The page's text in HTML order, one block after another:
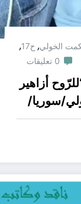
الخولي, ح17 ,
0 تعليقات
أزاهير
سوريا/
لبنان